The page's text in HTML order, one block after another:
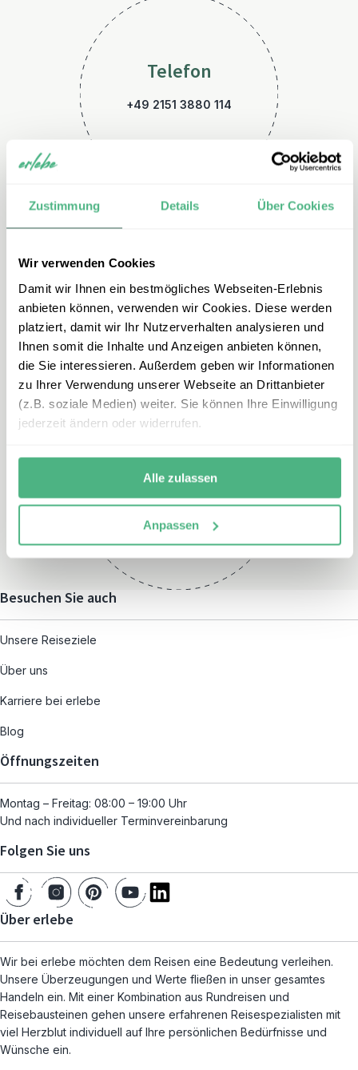
Zustimmung Details Über Cookies
Wir verwenden Cookies
Damit wir Ihnen ein bestmögliches Webseiten-Erlebnis
anbieten können, verwenden wir Cookies. Diese werden
platziert, damit wir Ihr Nutzerverhalten analysieren und
Ihnen somit die Inhalte und Anzeigen anbieten können,
die Sie interessieren. Außerdem geben wir Informationen
zu Ihrer Verwendung unserer Webseite an Drittanbieter
(z.B. soziale Medien) weiter. Sie können Ihre Einwilligung
jederzeit ändern oder widerrufen.
Alle zulassen
Anpassen
Telefon
+49 2151 3880 114
E-Mail
costarica@erlebe.de
Montag – Freitag:
und nach individueller
Terminvereinbarung
Besuchen Sie auch
Unsere Reiseziele
Über uns
Karriere bei erlebe
Blog
Öffnungszeiten
Montag – Freitag: 08:00 – 19:00 Uhr
Und nach individueller Terminvereinbarung
Folgen Sie uns
Über erlebe
Wir bei erlebe möchten dem Reisen eine Bedeutung verleihen.
Unsere Überzeugungen und Werte fließen in unser gesamtes
Handeln ein. Mit einer Kombination aus Rundreisen und
Reisebausteinen gehen unsere erfahrenen Reisespezialisten mit
viel Herzblut individuell auf Ihre persönlichen Bedürfnisse und
Wünsche ein.